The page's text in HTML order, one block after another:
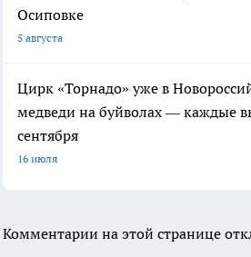
Осиповке
5 августа
Цирк «Торнадо» уже в
медведи на буйволах — каждые
сентября
16 июля
Комментарии на этой странице